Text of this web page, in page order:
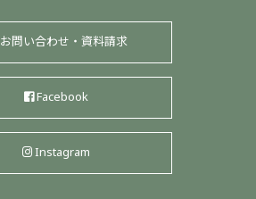
お問い合わせ・資料請求
Facebook
Instagram